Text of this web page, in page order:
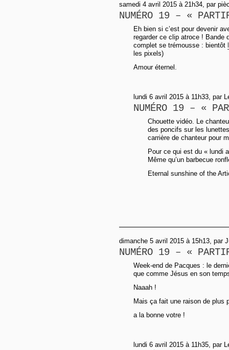
samedi 4 avril 2015 à 21h34, par
NUMÉRO 19 – «
Eh bien si c’est pour devenir
regarder ce clip atroce ! Bande
complet se trémousse : bientôt
les pixels)
Amour éternel.
lundi 6 avril 2015 à 11h33, par
NUMÉRO 19 – «
Chouette vidéo. Le
des poncifs sur les
carrière de chanteur pour
Pour ce qui est du « lundi
Même qu’un barbecue
Eternal sunshine of the
dimanche 5 avril 2015 à 15h13, par
NUMÉRO 19 – «
Week-end de Pacques : le
que comme Jésus en son
Naaah !
Mais ça fait une raison de plus
a la bonne votre !
lundi 6 avril 2015 à 11h35, par